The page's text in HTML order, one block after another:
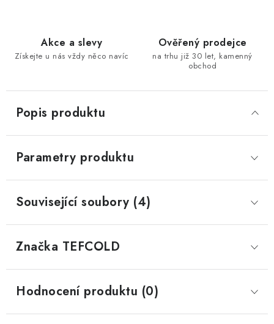
Akce a slevy
Získejte u nás vždy něco navíc
Ověřený prodejce
na trhu již 30 let, kamenný
obchod
Popis produktu
Parametry produktu
Související soubory (4)
Značka TEFCOLD
Hodnocení produktu (0)